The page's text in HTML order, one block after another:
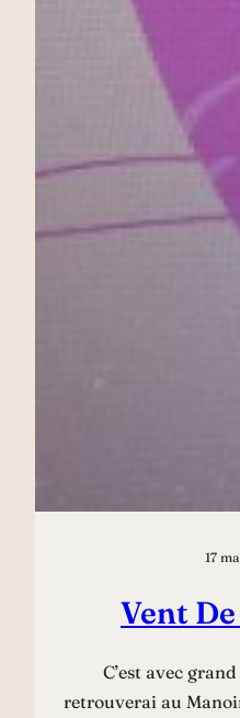
17
Vent
C’est avec
retrouverai au